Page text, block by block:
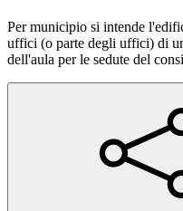
Per municipio si intende
uffici (o parte degli uffici) di
dell'aula per le sedute del